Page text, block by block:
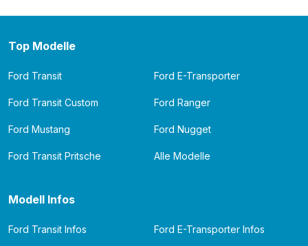
Top Modelle
Ford Transit Ford E-Transporter
Ford Transit Custom Ford Ranger
Ford Mustang Ford Nugget
Ford Transit Pritsche Alle Modelle
Modell Infos
Ford Transit Infos Ford E-Transporter Infos